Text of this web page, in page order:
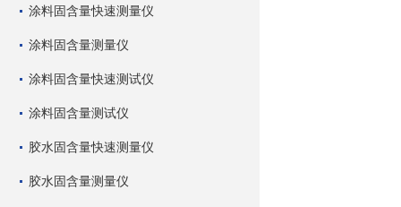
涂料固含量快速测量仪
涂料固含量测量仪
涂料固含量快速测试仪
涂料固含量测试仪
胶水固含量快速测量仪
胶水固含量测量仪